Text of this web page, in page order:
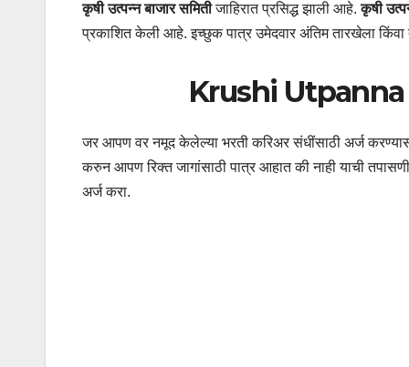
कृषी उत्पन्न बाजार समितीजाहिरात प्रसिद्ध झाली आहे.कृषी
प्रकाशित केली आहे. इच्छुक पात्र उमेदवार अंतिम तारखेला किंवा
Krushi
जर आपण वर नमूद केलेल्या भरती करिअर संधींसाठी अर्ज करण्यास
करुन आपण रिक्त जागांसाठी पात्र आहात की नाही याची
अर्ज करा.